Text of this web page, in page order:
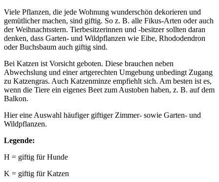
Viele Pflanzen, die jede Wohnung wunderschön dekorieren und
gemütlicher machen, sind giftig. So z. B. alle Fikus-Arten oder auch
der Weihnachtsstern. Tierbesitzerinnen und -besitzer sollten daran
denken, dass Garten- und Wildpflanzen wie Eibe, Rhododendron
oder Buchsbaum auch giftig sind.
Bei Katzen ist Vorsicht geboten. Diese brauchen neben
Abwechslung und einer artgerechten Umgebung unbedingt Zugang
zu Katzengras. Auch Katzenminze empfiehlt sich. Am besten ist es,
wenn die Tiere ein eigenes Beet zum Austoben haben, z. B. auf dem
Balkon.
Hier eine Auswahl häufiger giftiger Zimmer- sowie Garten- und
Wildpflanzen.
Legende:
H = giftig für Hunde
K = giftig für Katzen